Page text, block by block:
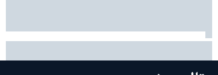
تقرير: ريد بُل يجد بديلًا للامبياسي في الفورمولا 1